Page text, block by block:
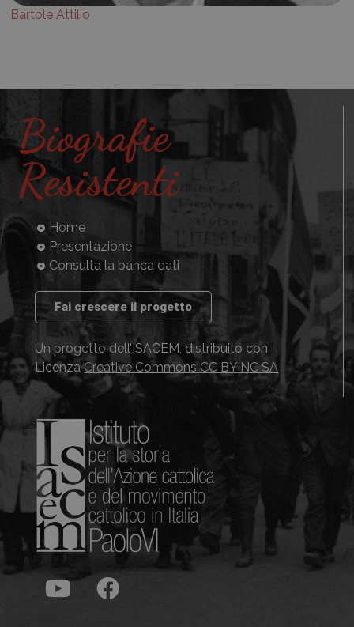
Bartole Attilio
Biografie
Resistenti
Home
Presentazione
Consulta la banca dati
Fai crescere il progetto
Un progetto dell’ISACEM, distribuito con
LicenzaCreative Commons CC BY NC SA